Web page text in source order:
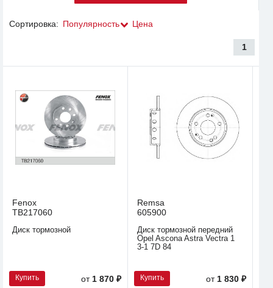
Сортировка: Популярность Цена
1
Fenox
TB217060
Диск тормозной
Купить от 1 870 ₽
Remsa
605900
Диск тормозной передний
Opel Ascona Astra Vectra 1
3-1 7D 84
Купить от 1 830 ₽